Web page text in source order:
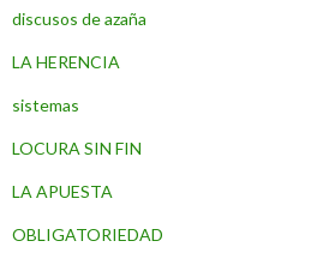
discusos de azaña
LA HERENCIA
sistemas
LOCURA SIN FIN
LA APUESTA
OBLIGATORIEDAD